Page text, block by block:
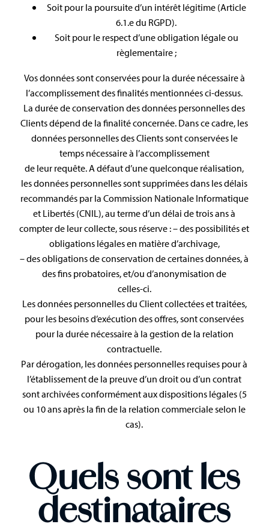
Soit pour la poursuite d’un intérêt légitime (Article
6.1.e du RGPD).
Soit pour le respect d’une obligation légale ou
règlementaire ;
Vos données sont conservées pour la durée nécessaire à
l’accomplissement des finalités mentionnées ci-dessus.
La durée de conservation des données personnelles des
Clients dépend de la finalité concernée. Dans ce cadre, les
données personnelles des Clients sont conservées le
temps nécessaire à l’accomplissement
de leur requête. A défaut d’une quelconque réalisation,
les données personnelles sont supprimées dans les délais
recommandés par la Commission Nationale Informatique
et Libertés (CNIL), au terme d’un délai de trois ans à
compter de leur collecte, sous réserve : – des possibilités et
obligations légales en matière d’archivage,
– des obligations de conservation de certaines données, à
des fins probatoires, et/ou d’anonymisation de
celles-ci.
Les données personnelles du Client collectées et traitées,
pour les besoins d’exécution des offres, sont conservées
pour la durée nécessaire à la gestion de la relation
contractuelle.
Par dérogation, les données personnelles requises pour à
l’établissement de la preuve d’un droit ou d’un contrat
sont archivées conformément aux dispositions légales (5
ou 10 ans après la fin de la relation commerciale selon le
cas).
Quels sont les
destinataires